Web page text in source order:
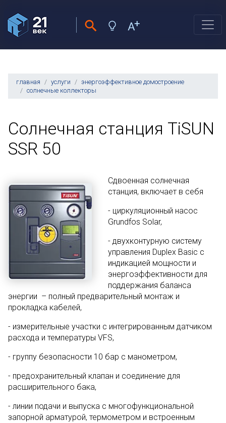
главная услуги
энергоэффективное домостроение
солнечные коллекторы
Солнечная станция TiSUN
SSR 50
Сдвоенная солнечная
станция, включает в себя
- циркуляционный насос
Grundfos Solar,
- двухконтурную систему
управления Duplex Basic с
индикацией мощности и
энергоэффективности для
поддержания баланса
энергии – полный предварительный монтаж и
прокладка кабелей,
- измерительные участки с интегрированным датчиком
расхода и температуры VFS,
- группу безопасности 10 бар с манометром,
- предохранительный клапан и соединение для
расширительного бака,
- линии подачи и выпуска с многофункциональной
запорной арматурой, термометром и встроенным